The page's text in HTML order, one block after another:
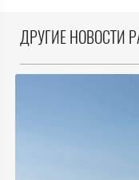
ДРУГИЕ НОВОСТИ